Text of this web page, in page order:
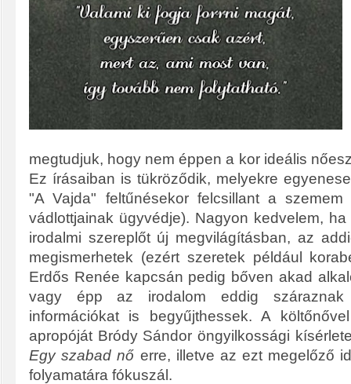
megtudjuk, hogy nem éppen a kor ideális
Ez írásaiban is tükröződik, melyekre
"A Vajda" feltűnésekor felcsillant a
vádlottjainak ügyvédje). Nagyon kedvelem,
irodalmi szereplőt új megvilágításban, az
megismerhetek (ezért szeretek például
Erdős Renée kapcsán pedig bőven akad
vagy épp az irodalom eddig száraznak
információkat is begyűjthessek. A
apropóját Bródy Sándor öngyilkossági
Egy szabad nő erre, illetve az ezt megelőző
folyamatára fókuszál.